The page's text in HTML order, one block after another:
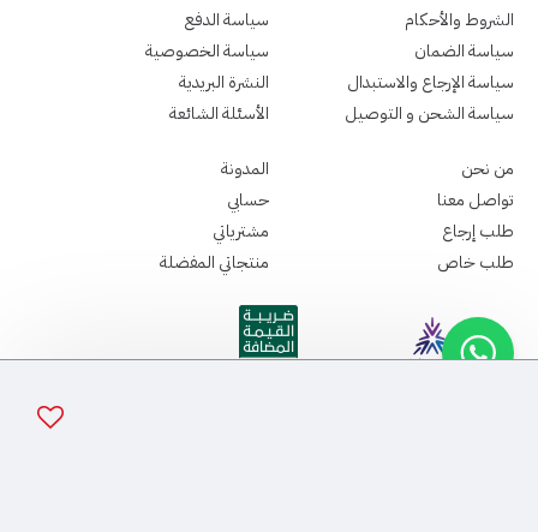
الشروط والأحكام
سياسة الضمان
سياسة الإرجاع والاستبدال
سياسة الشحن و التوصيل
سياسة الدفع
سياسة الخصوصية
النشرة البريدية
الأسئلة الشائعة
من نحن
تواصل معنا
طلب إرجاع
طلب خاص
المدونة
حسابي
مشترياتي
منتجاتي المفضلة